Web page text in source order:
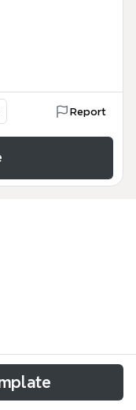
Report
это детальный